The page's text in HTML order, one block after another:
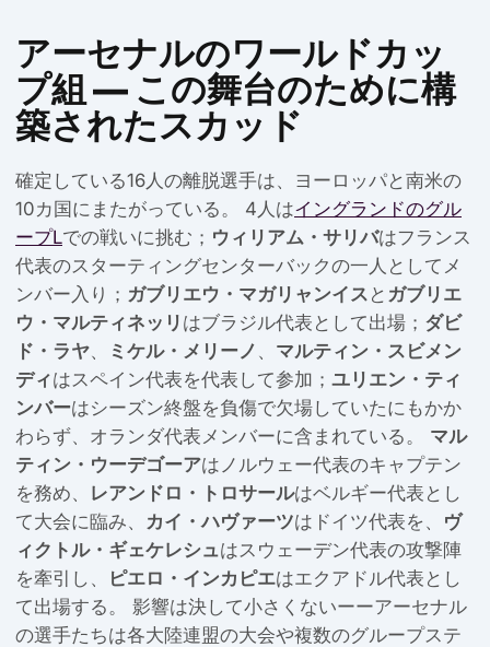
アーセナルのワールドカッ
プ組 — この舞台のために構
築されたスカッド
確定している16人の離脱選手は、ヨーロッパと南米の
10カ国にまたがっている。 4人はイングランドのグル
ープLでの戦いに挑む； ウィリアム・サリバはフランス
代表のスターティングセンターバックの一人としてメ
ンバー入り； ガブリエウ・マガリャンイス と ガブリエ
ウ・マルティネッリ はブラジル代表として出場； ダビ
ド・ラヤ、 ミケル・メリーノ 、 マルティン・スビメン
ディはスペイン代表を代表して参加； ユリエン・ティ
ンバーはシーズン終盤を負傷で欠場していたにもかか
わらず、オランダ代表メンバーに含まれている。 マル
ティン・ウーデゴーアはノルウェー代表のキャプテン
を務め、 レアンドロ・トロサールはベルギー代表とし
て大会に臨み、 カイ・ハヴァーツはドイツ代表を、 ヴ
ィクトル・ギェケレシュはスウェーデン代表の攻撃陣
を牽引し、
ピエロ・インカピエはエクアドル代表とし
て出場する。 影響は決して小さくないーーアーセナル
の選手たちは各大陸連盟の大会や複数のグループステ